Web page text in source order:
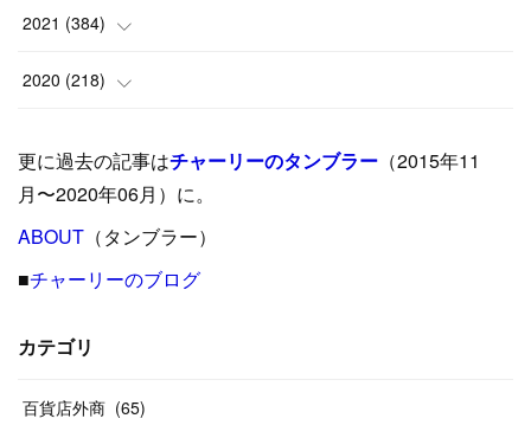
(9 )
(15
(24)
(8 )
(17
12
(18)
(17)
(12)
(19)
(13
(14)
(17)
(35)
)
(26)
27)
(29
(24)
(42)
(37)
(31)
(31)
31
(26
(20)
2021 (384)
(9)
(39)
( 23)
40
(55
(38)
2020 (218)
(24)
( 42)
(33
(46)
更に過去の記事はチャーリーのタンブラー （2015年11
月〜2020年06月）に。
ABOUT （タンブラー）
■チャーリーのブログ
カテゴリ
百貨店外商 (65)